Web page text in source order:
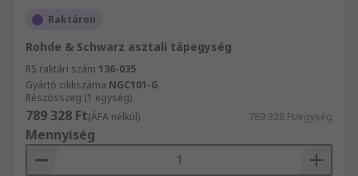
Raktáron
Rohde & Schwarz asztali tápegység
RS raktári szám 136-035
Gyártó cikkszáma NGC101-G
Részösszeg (1 egység)
789 328 Ft(ÁFA nélkül) 789 328 Ft/egység
Mennyiség